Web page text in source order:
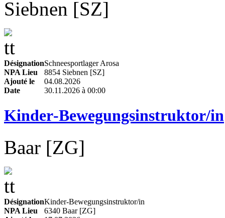
Siebnen [SZ]
DésignationSchneesportlager Arosa
NPA Lieu
8854 Siebnen [SZ]
Ajouté le
04.08.2026
Date
30.11.2026 à 00:00
Kinder‑Bewegungsinstruktor/in
Baar [ZG]
DésignationKinder‑Bewegungsinstruktor/in
NPA Lieu
6340 Baar [ZG]